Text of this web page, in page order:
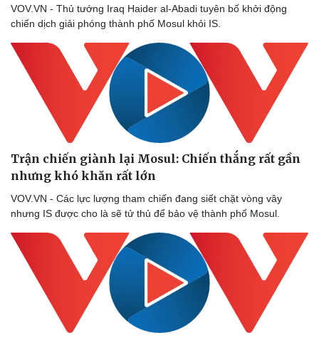
VOV.VN - Thủ tướng Iraq Haider al-Abadi tuyên bố khởi động
chiến dịch giải phóng thành phố Mosul khỏi IS.
Trận chiến giành lại Mosul: Chiến thắng rất gần
nhưng khó khăn rất lớn
VOV.VN - Các lực lượng tham chiến đang siết chặt vòng vây
nhưng IS được cho là sẽ tử thủ để bảo vệ thành phố Mosul.